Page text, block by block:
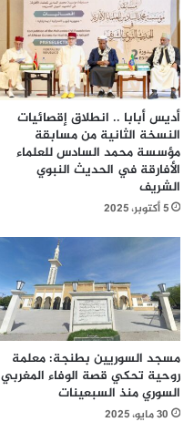
أديس أبابا .. انطلاق إقصائيات
النسخة الثانية من مسابقة
مؤسسة محمد السادس للعلماء
الأفارقة في الحديث النبوي
الشريف
5 أكتوبر، 2025
مسجد السوريين بطنجة: معلمة
روحية تحكي قصة الوفاء المغربي
السوري منذ السبعينات
30 مايو، 2025